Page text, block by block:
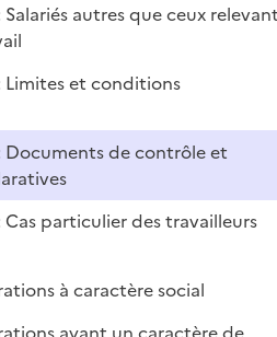
Salariés autres que ceux
Limites et conditions
Documents de contrôle et
Cas particulier des travailleurs
à caractère social